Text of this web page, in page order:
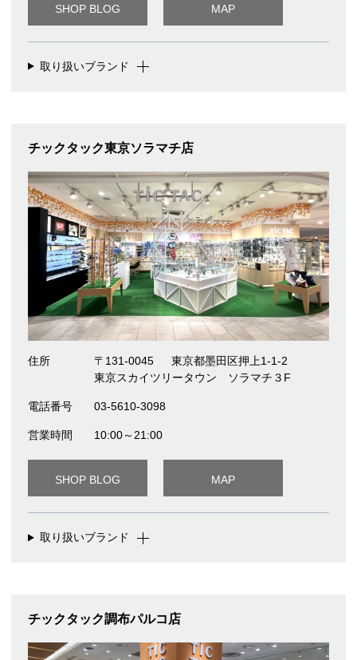
SHOP BLOG MAP
取り扱いブランド
チックタック東京ソラマチ店
住所 〒131-0045
東京都墨田区押上1-1-2
東京スカイツリータウン ソラマチ３F
電話番号 03-5610-3098
営業時間 10:00～21:00
SHOP BLOG MAP
取り扱いブランド
チックタック調布パルコ店